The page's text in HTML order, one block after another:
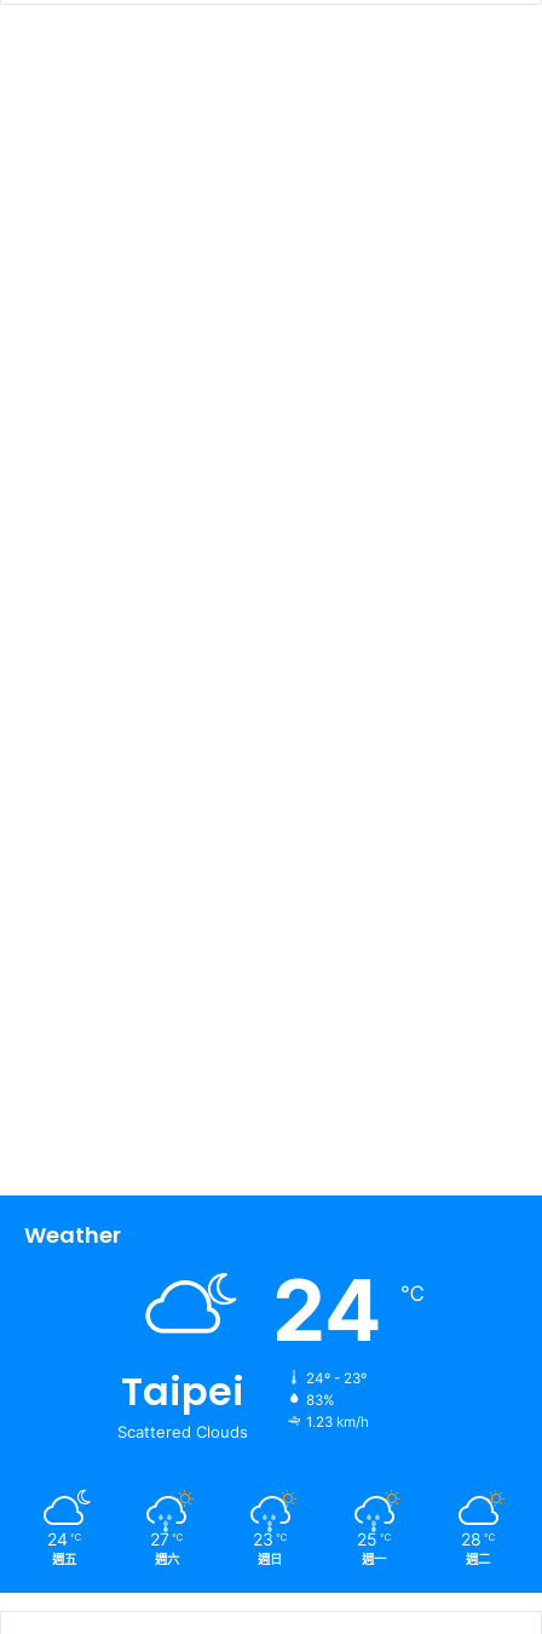
Weather
Taipei
Scattered Clouds
24 ℃
24º - 23º
83%
1.23 km/h
24 ℃
週五
27 ℃
週六
23 ℃
週日
25 ℃
週一
28 ℃
週二